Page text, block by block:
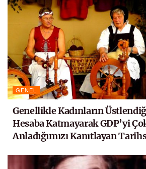
GENEL
Genellikle Kadınların
Hesaba Katmayarak GDP’yi
Anladığımızı Kanıtlayan